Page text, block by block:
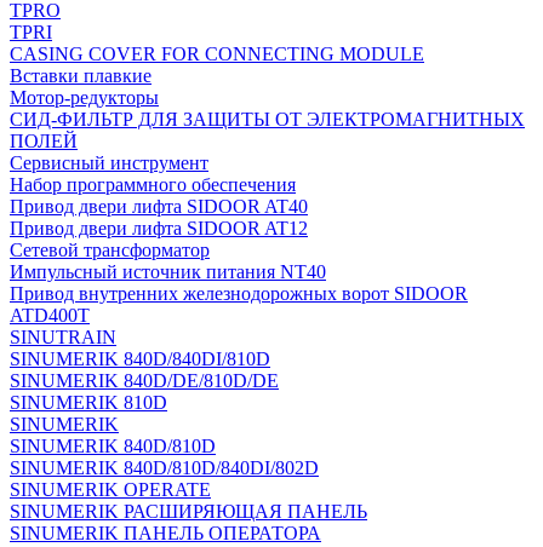
TPRO
TPRI
CASING COVER FOR CONNECTING MODULE
Вставки плавкие
Мотор-редукторы
СИД-ФИЛЬТР ДЛЯ ЗАЩИТЫ ОТ ЭЛЕКТРОМАГНИТНЫХ
ПОЛЕЙ
Сервисный инструмент
Набор программного обеспечения
Привод двери лифта SIDOOR AT40
Привод двери лифта SIDOOR AT12
Сетевой трансформатор
Импульсный источник питания NT40
Привод внутренних железнодорожных ворот SIDOOR
ATD400T
SINUTRAIN
SINUMERIK 840D/840DI/810D
SINUMERIK 840D/DE/810D/DE
SINUMERIK 810D
SINUMERIK
SINUMERIK 840D/810D
SINUMERIK 840D/810D/840DI/802D
SINUMERIK OPERATE
SINUMERIK РАСШИРЯЮЩАЯ ПАНЕЛЬ
SINUMERIK ПАНЕЛЬ ОПЕРАТОРА